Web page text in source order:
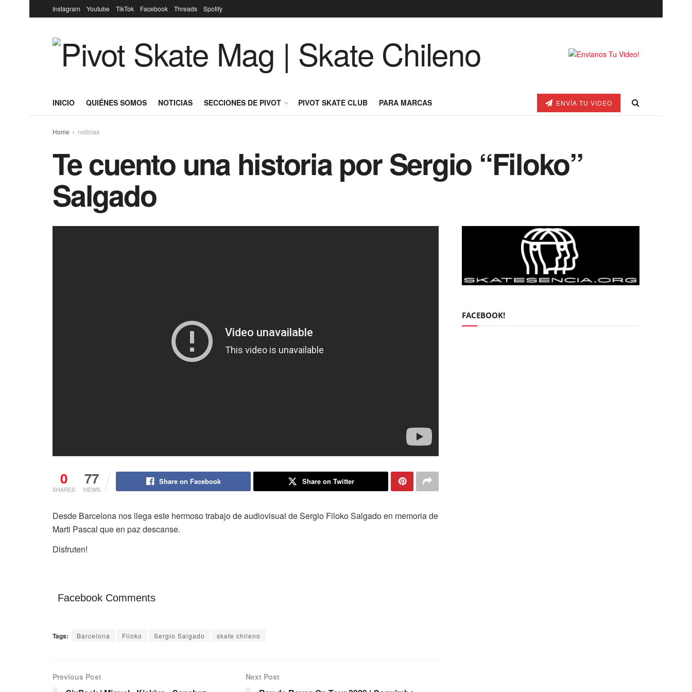
Instagram Youtube TikTok Facebook Threads Spotify
INICIO QUIÉNES SOMOS NOTICIAS SECCIONES DE PIVOT PIVOT SKATE CLUB PARA MARCAS ENVÍA TU VIDEO
Home noticias
Te cuento una historia por Sergio “Filoko”
Salgado
0
SHARES
77
VIEWS
Share on Facebook Share on Twitter
Desde Barcelona nos llega este hermoso trabajo de audiovisual de Sergio Filoko Salgado en memoria de
Marti Pascal que en paz descanse.
Disfruten!
Facebook Comments
Tags: Barcelona Filoko Sergio Salgado skate chileno
Previous Post Next Post
FACEBOOK!